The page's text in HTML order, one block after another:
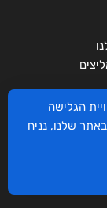
הגלישה
שלנו, נניח